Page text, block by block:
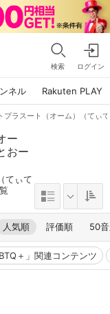
検索 ログイン
ネル Rakuten PLAY
プラスート（オーム）（てぃ
ー
おー
てぃて
人気順 評価順 50
＋」関連コンテンツ